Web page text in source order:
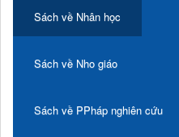
Sách về Nhân học
Sách về Nho giáo
Sách về PPháp nghiên cứu